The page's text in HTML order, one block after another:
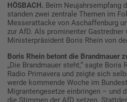
HÖSBACH. Beim Neujahrsempfang
standen zwei zentrale Themen im
Messerattacke von Aschaffenburg
zur AfD. Als prominenter Gastredner
Ministerpräsident Boris Rhein von
Boris Rhein betont die Brandmauer
„Die Brandmauer steht,“ sagte Boris
Radio Primavera und zeigte sich
werde kommende Woche im
Migrantengesetze einbringen – und
die Stimmen der AfD setzen.